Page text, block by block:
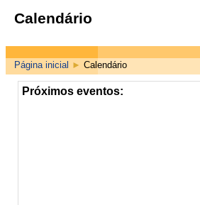
Calendário
Página inicial ► Calendário
Próximos eventos: